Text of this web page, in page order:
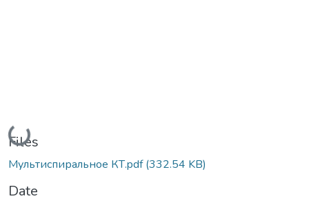
Loading...
Files
Мультиспиральное КТ.pdf(332.54 KB)
Date